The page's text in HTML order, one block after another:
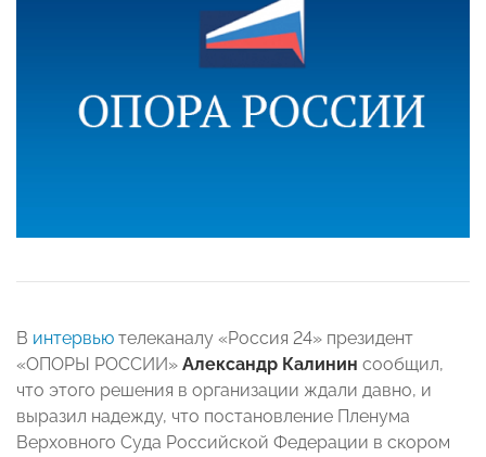
В интервью телеканалу «Россия 24» президент
«ОПОРЫ РОССИИ» Александр Калинин сообщил,
что этого решения в организации ждали давно, и
выразил надежду, что постановление Пленума
Верховного Суда Российской Федерации в скором